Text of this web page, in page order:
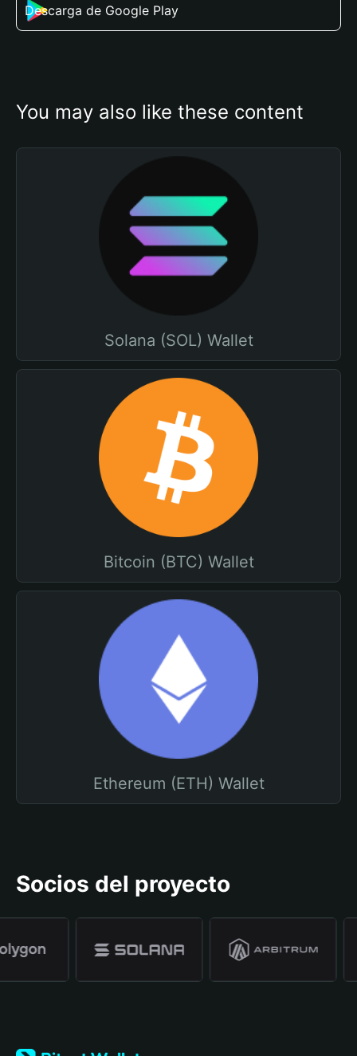
Descarga de Google Play
You may also like these content
Solana (SOL) Wallet
Bitcoin (BTC) Wallet
Ethereum (ETH) Wallet
Socios del proyecto